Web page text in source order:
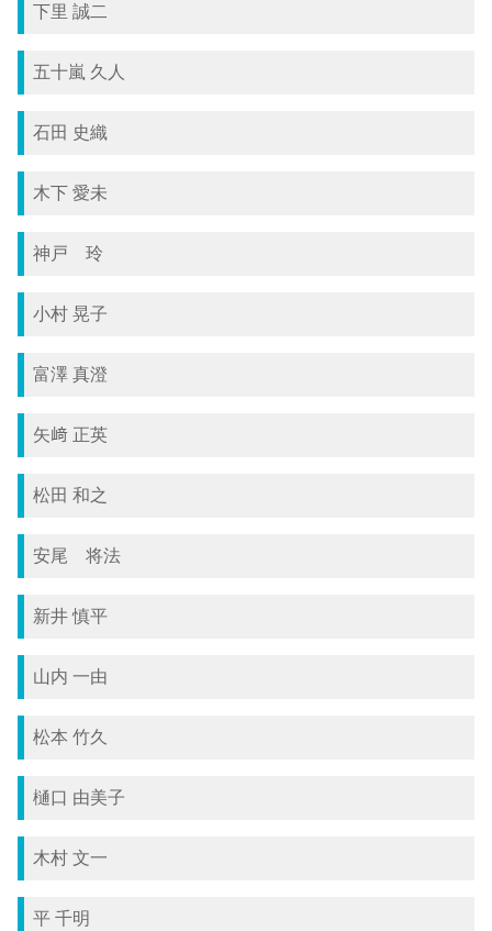
下里 誠二
五十嵐 久人
石田 史織
木下 愛未
神戸 玲
小村 晃子
富澤 真澄
矢﨑 正英
松田 和之
安尾 将法
新井 慎平
山内 一由
松本 竹久
樋口 由美子
木村 文一
平 千明